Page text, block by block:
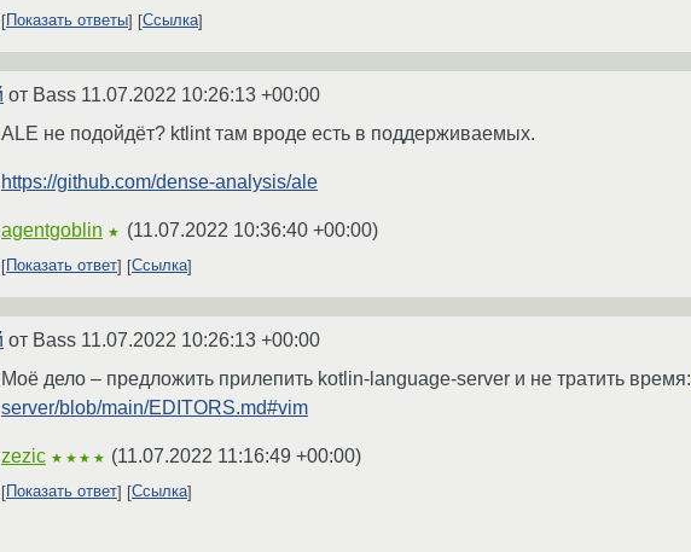
Показать ответы
Ссылка
от Bass 11.07.2022 10:26:13 +00:00
ALE не подойдёт? ktlint там вроде есть в поддерживаемых.
https://github.com/dense-analysis/ale
agentgoblin ★ (11.07.2022 10:36:40 +00:00)
Показать ответ Ссылка
от Bass 11.07.2022 10:26:13 +00:00
Моё дело – предложить прилепить kotlin-language-server и не тратить время:
server/blob/main/EDITORS.md#vim
zezic ★★★★ (11.07.2022 11:16:49 +00:00)
Показать ответ Ссылка